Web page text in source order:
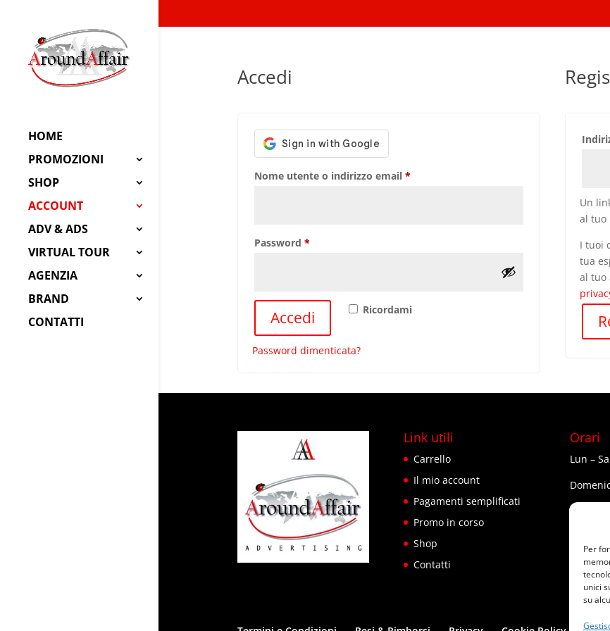
Per
unici
su
HOME
PROMOZIONI
SHOP
ACCOUNT
ADV & ADS
VIRTUAL TOUR
AGENZIA
BRAND
CONTATTI
Accedi
Nome utente o indirizzo email *Richiesto
Password *Richiesto
Ricordami
Accedi
Password dimenticata?
Un
al tuo
I tuoi
tua
al tuo
Link utili
Carrello
Il mio account
Pagamenti semplificati
Promo in corso
Shop
Contatti
Orari
Lun –
Usa